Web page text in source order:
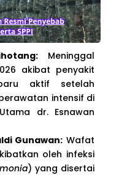
Meninggal
akibat penyakit
aktif setelah
intensif di
dr. Esnawan
Gunawan: Wafat
oleh infeksi
) yang disertai